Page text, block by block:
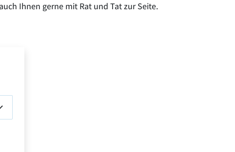
Ihnen gerne mit Rat und Tat zur Seite.